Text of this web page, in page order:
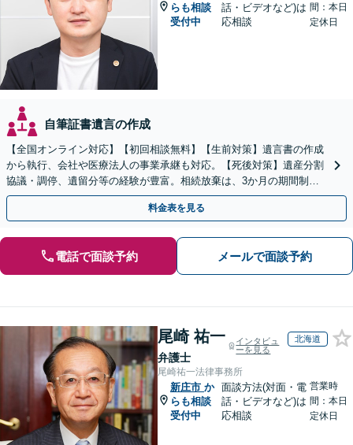
らも相談
受付中
話・ビデオなど)は
応相談
間：本日
定休日
自筆証書遺言の作成
【全国オンライン対応】【初回相談無料】【生前対策】遺言書の作成
から執行、会社や医療法人の事業承継も対応。【死後対策】遺産分割
協議・調停、遺留分等の経験が豊富。相続放棄は、3か月の期間制限
があるため、お早めにご相談ください。【無料駐車場あり】
料金表を見る
電話で面談予約 メールで面談予約
尾崎 祐一
弁護士
インタビュ
ーを見る
北海道
尾崎祐一法律事務所
新庄市 か
らも相談
受付中
面談方法(対面・電
話・ビデオなど)は
応相談
営業時
間：本日
定休日